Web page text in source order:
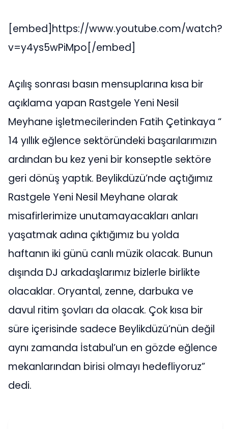
[embed]https://www.youtube.com/watch?
v=y4ys5wPiMpo[/embed]
Açılış sonrası basın mensuplarına kısa bir
açıklama yapan Rastgele Yeni Nesil
Meyhane işletmecilerinden Fatih Çetinkaya “
14 yıllık eğlence sektöründeki başarılarımızın
ardından bu kez yeni bir konseptle sektöre
geri dönüş yaptık. Beylikdüzü’nde açtığımız
Rastgele Yeni Nesil Meyhane olarak
misafirlerimize unutamayacakları anları
yaşatmak adına çıktığımız bu yolda
haftanın iki günü canlı müzik olacak. Bunun
dışında DJ arkadaşlarımız bizlerle birlikte
olacaklar. Oryantal, zenne, darbuka ve
davul ritim şovları da olacak. Çok kısa bir
süre içerisinde sadece Beylikdüzü’nün değil
aynı zamanda İstabul’un en gözde eğlence
mekanlarından birisi olmayı hedefliyoruz”
dedi.